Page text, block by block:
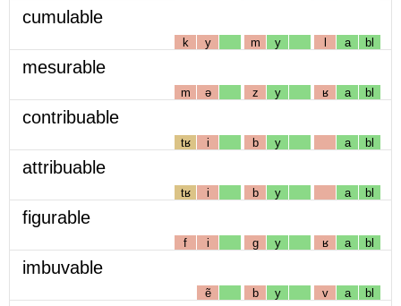
cumulable
k y m y l a bl
mesurable
m ə z y ʁ a bl
contribuable
tʁ i b y a bl
attribuable
tʁ i b y a bl
figurable
f i g y ʁ a bl
imbuvable
ẽ b y v a bl